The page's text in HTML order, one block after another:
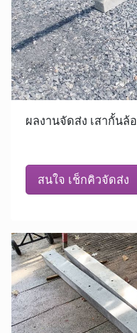
ผลงานจัดส่ง เสากั้นล้อ
สนใจ เช็กคิวจัดส่ง